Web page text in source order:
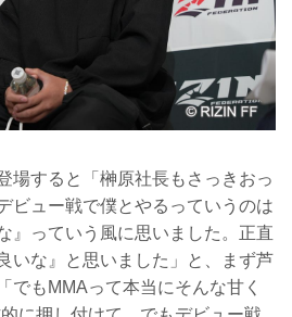
場すると「榊原社長もさっきおっ
ビュー戦で僕とやるっていうのは
』っていう風に思いました。正直
いな』と思いました」と、まず芦
でもMMAって本当にそんな甘く